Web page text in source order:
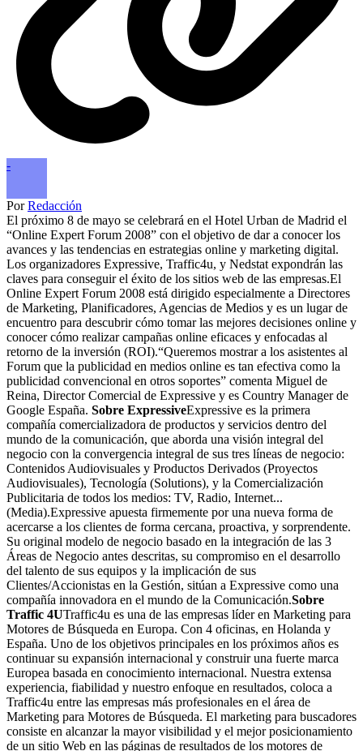
-
PorRedacción
El próximo 8 de mayo se celebrará en el Hotel Urban de Madrid el
“Online Expert Forum 2008” con el objetivo de dar a conocer los
avances y las tendencias en estrategias online y marketing digital.
Los organizadores Expressive, Traffic4u, y Nedstat expondrán las
claves para conseguir el éxito de los sitios web de las empresas.El
Online Expert Forum 2008 está dirigido especialmente a Directores
de Marketing, Planificadores, Agencias de Medios y es un lugar de
encuentro para descubrir cómo tomar las mejores decisiones online y
conocer cómo realizar campañas online eficaces y enfocadas al
retorno de la inversión (ROI).“Queremos mostrar a los asistentes al
Forum que la publicidad en medios online es tan efectiva como la
publicidad convencional en otros soportes” comenta Miguel de
Reina, Director Comercial de Expressive y es Country Manager de
Google España. Sobre ExpressiveExpressive es la primera
compañía comercializadora de productos y servicios dentro del
mundo de la comunicación, que aborda una visión integral del
negocio con la convergencia integral de sus tres líneas de negocio:
Contenidos Audiovisuales y Productos Derivados (Proyectos
Audiovisuales), Tecnología (Solutions), y la Comercialización
Publicitaria de todos los medios: TV, Radio, Internet...
(Media).Expressive apuesta firmemente por una nueva forma de
acercarse a los clientes de forma cercana, proactiva, y sorprendente.
Su original modelo de negocio basado en la integración de las 3
Áreas de Negocio antes descritas, su compromiso en el desarrollo
del talento de sus equipos y la implicación de sus
Clientes/Accionistas en la Gestión, sitúan a Expressive como una
compañía innovadora en el mundo de la Comunicación.Sobre
Traffic 4UTraffic4u es una de las empresas líder en Marketing para
Motores de Búsqueda en Europa. Con 4 oficinas, en Holanda y
España. Uno de los objetivos principales en los próximos años es
continuar su expansión internacional y construir una fuerte marca
Europea basada en conocimiento internacional. Nuestra extensa
experiencia, fiabilidad y nuestro enfoque en resultados, coloca a
Traffic4u entre las empresas más profesionales en el área de
Marketing para Motores de Búsqueda. El marketing para buscadores
consiste en alcanzar la mayor visibilidad y el mejor posicionamiento
de un sitio Web en las páginas de resultados de los motores de